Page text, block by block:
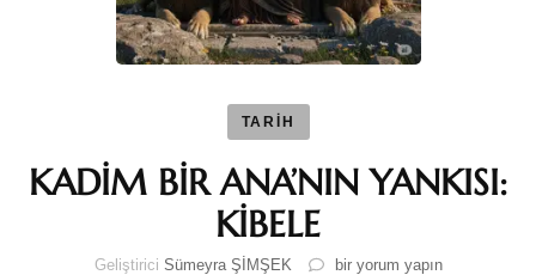
TARİH
KADİM BİR ANA’NIN YANKISI:
KİBELE
Geliştirici Sümeyra ŞİMŞEK
KADİM
bir yorum yapın